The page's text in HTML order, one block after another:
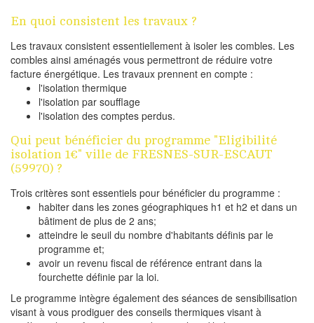
En quoi consistent les travaux ?
Les travaux consistent essentiellement à isoler les combles. Les
combles ainsi aménagés vous permettront de réduire votre
facture énergétique. Les travaux prennent en compte :
l'isolation thermique
l'isolation par soufflage
l'isolation des comptes perdus.
Qui peut bénéficier du programme "Eligibilité
isolation 1€" ville de FRESNES-SUR-ESCAUT
(59970) ?
Trois critères sont essentiels pour bénéficier du programme :
habiter dans les zones géographiques h1 et h2 et dans un
bâtiment de plus de 2 ans;
atteindre le seuil du nombre d'habitants définis par le
programme et;
avoir un revenu fiscal de référence entrant dans la
fourchette définie par la loi.
Le programme intègre également des séances de sensibilisation
visant à vous prodiguer des conseils thermiques visant à